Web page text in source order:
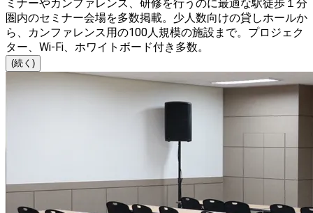
ミナーやカンファレンス、研修を行うのに最適な駅徒歩１分
圏内のセミナー会場を多数掲載。少人数向けの貸しホールか
ら、カンファレンス用の100人規模の施設まで。プロジェク
ター、Wi-Fi、ホワイトボード付き多数。
(続く)